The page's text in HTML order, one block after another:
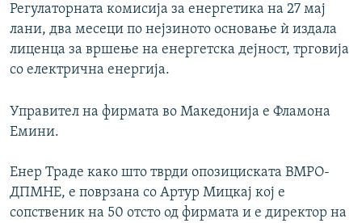
Регулаторната комисија за енергетика на 27 мај
лани, два месеци по нејзиното основање ѝ издала
лиценца за вршење на енергетска дејност, трговија
со електрична енергија.
Управител на фирмата во Македонија е Фламона
Емини.
Енер Траде како што тврди опозициската ВМРО-
ДПМНЕ, е поврзана со Артур Мицкај кој е
сопственик на 50 отсто од фирмата и е директор на